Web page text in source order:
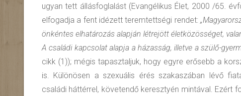
ugyan tett állásfoglalást (Evangélikus Élet, 2000 /65.
elfogadja a fent idézett teremtettségi rendet:
önkéntes elhatározás alapján létrejött életközösséget,
A családi kapcsolat alapja a házasság, illetve a szülő-
cikk (1)); mégis tapasztaljuk, hogy egyre erősebb a
is. Különösen a szexuális érés szakaszában lévő
családi háttérrel, követendő keresztyén mintával. Ezért